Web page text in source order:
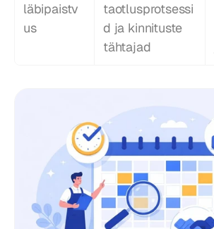
läbipaistv
us
taotlusprotsessi
d ja kinnituste
tähtajad